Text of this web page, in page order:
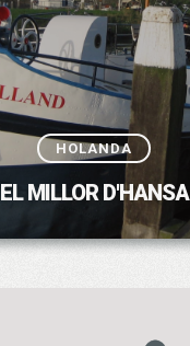
HOLANDA
EL MILLOR D'HANSA